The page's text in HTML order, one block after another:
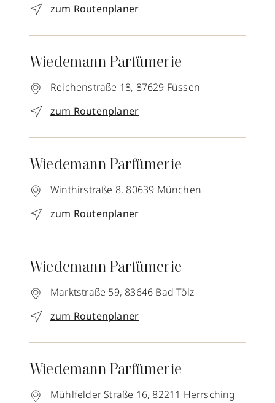
zum Routenplaner
Wiedemann Parfümerie
Reichenstraße 18, 87629 Füssen
zum Routenplaner
Wiedemann Parfümerie
Winthirstraße 8, 80639 München
zum Routenplaner
Wiedemann Parfümerie
Marktstraße 59, 83646 Bad Tölz
zum Routenplaner
Wiedemann Parfümerie
Mühlfelder Straße 16, 82211 Herrsching